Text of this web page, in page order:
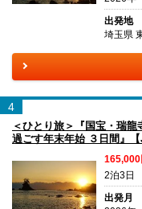
出発地
埼玉県
4
＜ひとり旅＞『国宝・瑞
過ごす年末年始 ３日間』【
165,000
2泊3日
出発月